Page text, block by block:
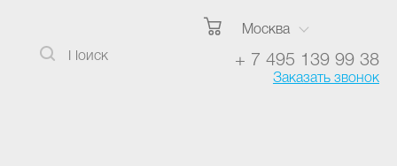
Москва
+ 7 495 139 99 38
Заказать звонок